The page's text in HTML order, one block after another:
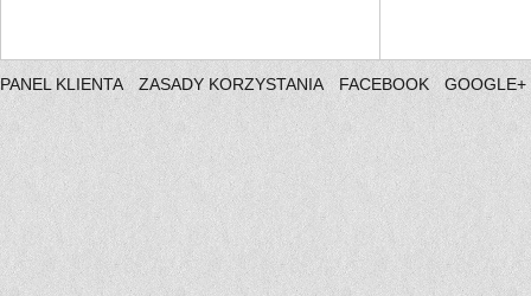
PANEL KLIENTA ZASADY KORZYSTANIA FACEBOOK GOOGLE+